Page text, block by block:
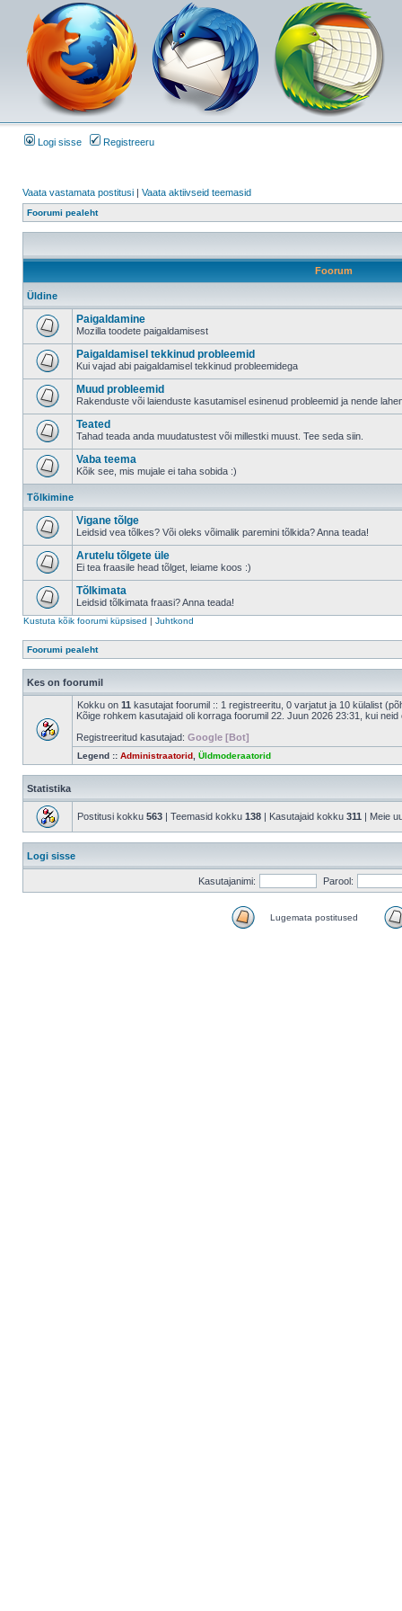
Logi sisse Registreeru
Vaata vastamata postitusi | Vaata aktiivseid teemasid
Foorumi pealeht
Foorum
Üldine
Paigaldamine
Mozilla toodete paigaldamisest
Paigaldamisel tekkinud probleemid
Kui vajad abi paigaldamisel tekkinud probleemidega
Muud probleemid
Rakenduste või laienduste kasutamisel esinenud probleemid ja nende
Teated
Tahad teada anda muudatustest või millestki muust. Tee seda siin.
Vaba teema
Kõik see, mis mujale ei taha sobida :)
Tõlkimine
Vigane tõlge
Leidsid vea tõlkes? Või oleks võimalik paremini tõlkida? Anna teada!
Arutelu tõlgete üle
Ei tea fraasile head tõlget, leiame koos :)
Tõlkimata
Leidsid tõlkimata fraasi? Anna teada!
Kustuta kõik foorumi küpsised | Juhtkond
Foorumi pealeht
Kes on foorumil
Kokku on 11 kasutajat foorumil :: 1 registreeritu, 0 varjatut ja 10 külalist
Kõige rohkem kasutajaid oli korraga foorumil 22. Juun 2026 23:31, kui neid
Registreeritud kasutajad: Google [Bot]
Legend :: Administraatorid Üldmoderaatorid
Statistika
Postitusi kokku 563 | Teemasid kokku 138 | Kasutajaid kokku 311 | Meie
Logi sisse
Kasutajanimi: Parool:
Lugemata postitused